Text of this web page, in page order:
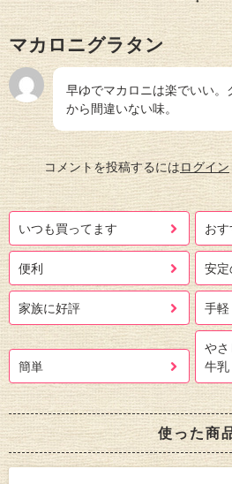
マカロニグラタン
早ゆでマカロニは楽でいい
から間違いない味。
コメントを投稿するにはログイン
いつも買ってます お
便利 安
家族に好評 手軽
簡単
や
牛乳
使った商